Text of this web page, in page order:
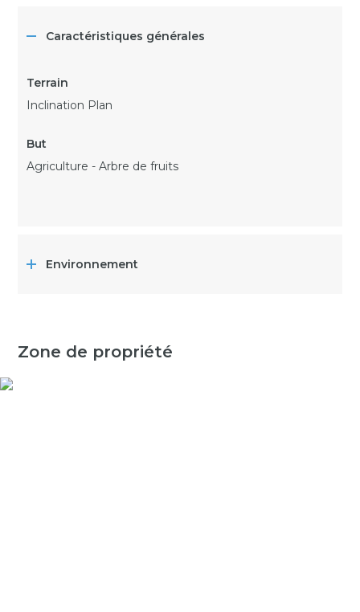
Caractéristiques générales
Inclination Plan
Agriculture - Arbre de fruits
Environnement
Zone de propriété